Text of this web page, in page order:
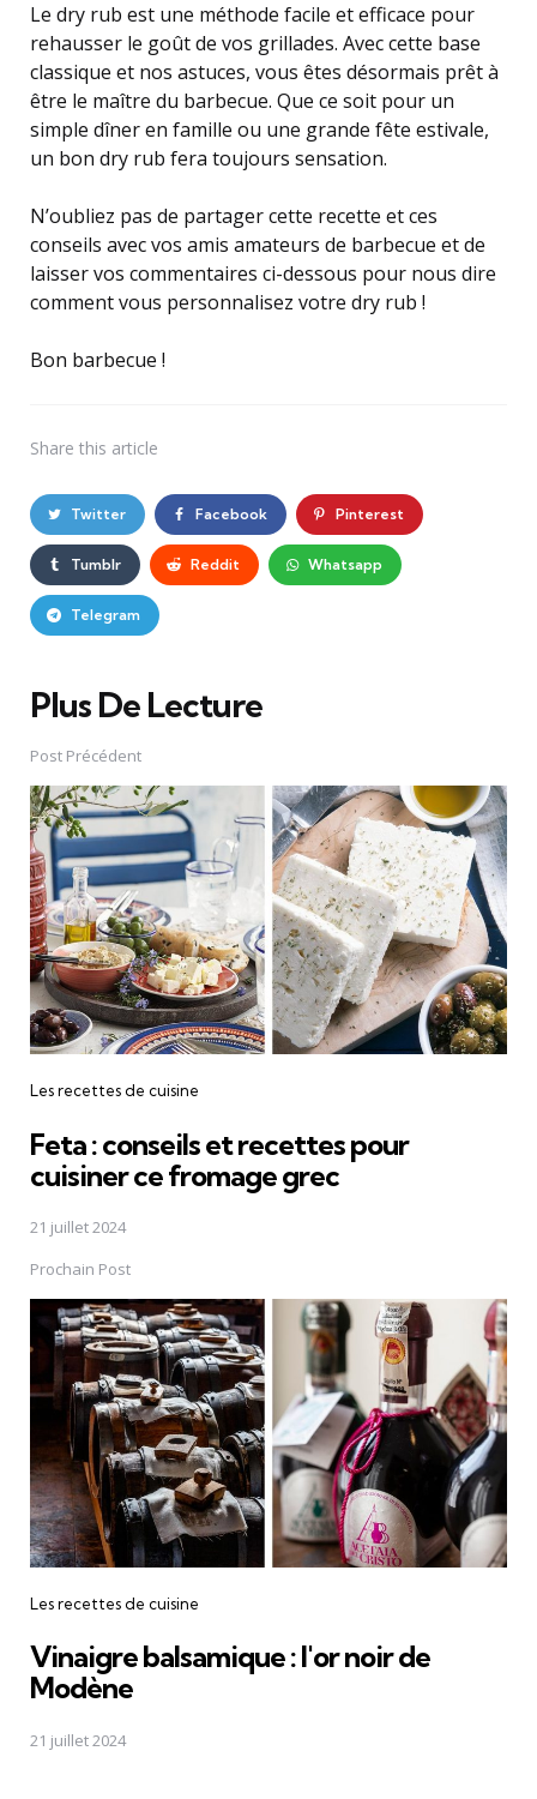
Le dry rub est une méthode facile et efficace pour
rehausser le goût de vos grillades. Avec cette base
classique et nos astuces, vous êtes désormais prêt à
être le maître du barbecue. Que ce soit pour un
simple dîner en famille ou une grande fête estivale,
un bon dry rub fera toujours sensation.
N’oubliez pas de partager cette recette et ces
conseils avec vos amis amateurs de barbecue et de
laisser vos commentaires ci-dessous pour nous dire
comment vous personnalisez votre dry rub !
Bon barbecue !
Share this article
Twitter Facebook Pinterest
Tumblr Reddit Whatsapp
Telegram
Plus De Lecture
Post
navigation
Post Précédent
Les recettes de cuisine
Feta : conseils et recettes pour
cuisiner ce fromage grec
21 juillet 2024
Prochain Post
Les recettes de cuisine
Vinaigre balsamique : l'or noir de
Modène
21 juillet 2024